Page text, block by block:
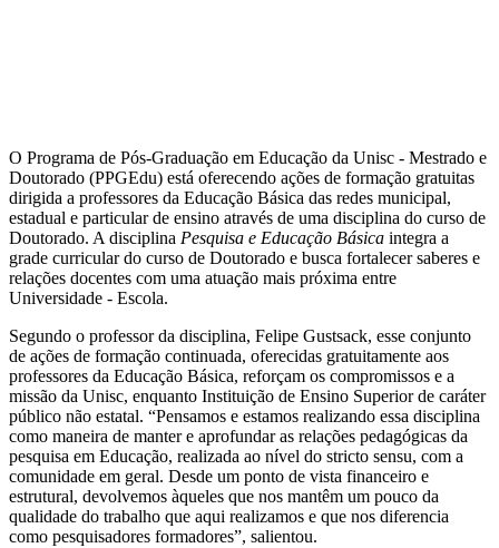
O Programa de Pós-Graduação em Educação da Unisc - Mestrado e
Doutorado (PPGEdu) está oferecendo ações de formação gratuitas
dirigida a professores da Educação Básica das redes municipal,
estadual e particular de ensino através de uma disciplina do curso de
Doutorado. A disciplina Pesquisa e Educação Básica integra a
grade curricular do curso de Doutorado e busca fortalecer saberes e
relações docentes com uma atuação mais próxima entre
Universidade - Escola.
Segundo o professor da disciplina, Felipe Gustsack, esse conjunto
de ações de formação continuada, oferecidas gratuitamente aos
professores da Educação Básica, reforçam os compromissos e a
missão da Unisc, enquanto Instituição de Ensino Superior de caráter
público não estatal. “Pensamos e estamos realizando essa disciplina
como maneira de manter e aprofundar as relações pedagógicas da
pesquisa em Educação, realizada ao nível do stricto sensu, com a
comunidade em geral. Desde um ponto de vista financeiro e
estrutural, devolvemos àqueles que nos mantêm um pouco da
qualidade do trabalho que aqui realizamos e que nos diferencia
como pesquisadores formadores”, salientou.